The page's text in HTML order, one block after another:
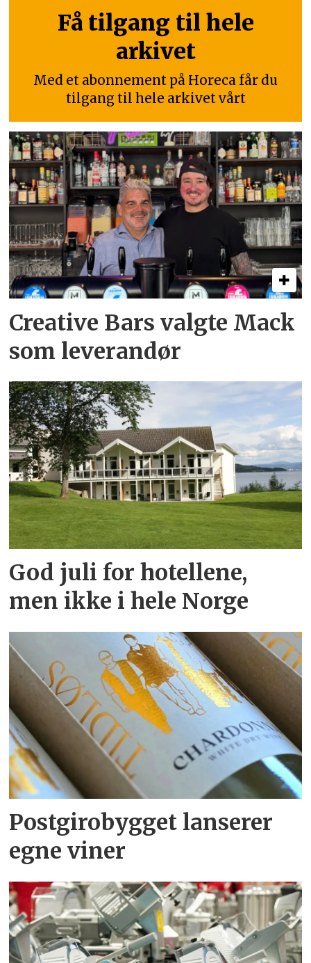
Få tilgang til hele
arkivet
Med et abonnement på Horeca får du
tilgang til hele arkivet vårt
Creative Bars valgte Mack
som leverandør
God juli for hotellene,
men ikke i hele Norge
Postgirobygget lanserer
egne viner